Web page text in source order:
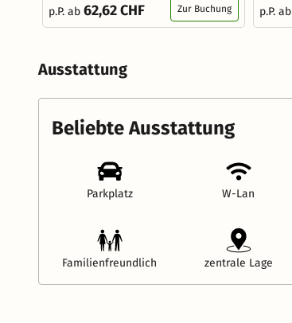
p.P. ab 62,62 CHF Zur Buchung p.P. ab
Ausstattung
Beliebte Ausstattung
Parkplatz W-Lan
Familienfreundlich zentrale Lage